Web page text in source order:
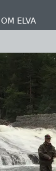
OM ELVA